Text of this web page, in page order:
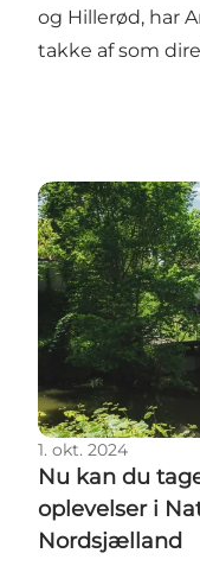
og Hillerød, har
takke af som
Nu kan du tage
1. okt. 2024
Nu kan du
oplevelser i
Nordsjælland